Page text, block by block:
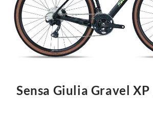
Sensa Giulia Gravel XP